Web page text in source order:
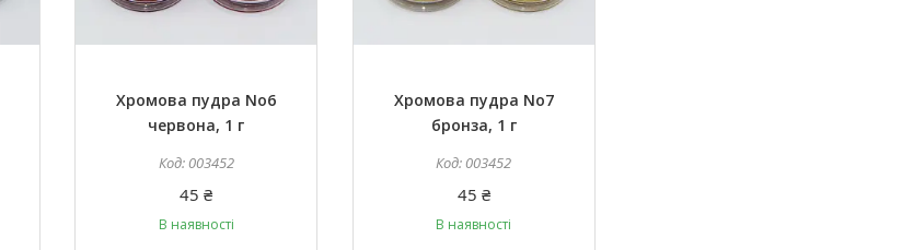
Хромова пудра No6
червона, 1 г
003452
45 ₴
В наявності
Хромова пудра No7
бронза, 1 г
003452
45 ₴
В наявності